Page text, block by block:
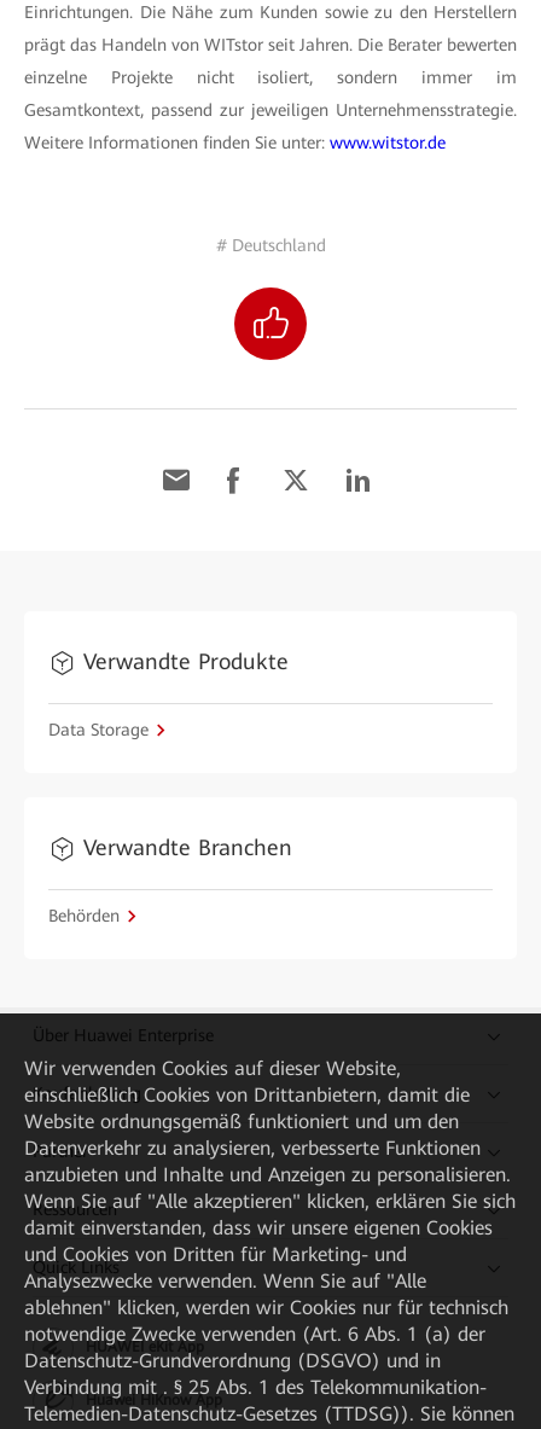
Einrichtungen. Die Nähe zum Kunden sowie zu den Herstellern
prägt das Handeln von WITstor seit Jahren. Die Berater bewerten
einzelne Projekte nicht isoliert, sondern immer im
Gesamtkontext, passend zur jeweiligen Unternehmensstrategie.
Weitere Informationen finden Sie unter: www.witstor.de
# Deutschland
Verwandte Produkte
Data Storage
Verwandte Branchen
Behörden
Über Huawei Enterprise
Kaufanleitung
Partner
Ressourcen
Quick Links
HUAWEI eKit App
Huawei HiKnow App
Wir verwenden Cookies auf dieser Website,
einschließlich Cookies von Drittanbietern, damit die
Website ordnungsgemäß funktioniert und um den
Datenverkehr zu analysieren, verbesserte Funktionen
anzubieten und Inhalte und Anzeigen zu personalisieren.
Wenn Sie auf "Alle akzeptieren" klicken, erklären Sie sich
damit einverstanden, dass wir unsere eigenen Cookies
und Cookies von Dritten für Marketing- und
Analysezwecke verwenden. Wenn Sie auf "Alle
ablehnen" klicken, werden wir Cookies nur für technisch
notwendige Zwecke verwenden (Art. 6 Abs. 1 (a) der
Datenschutz-Grundverordnung (DSGVO) und in
Verbindung mit . § 25 Abs. 1 des Telekommunikation-
Telemedien-Datenschutz-Gesetzes (TTDSG)). Sie können